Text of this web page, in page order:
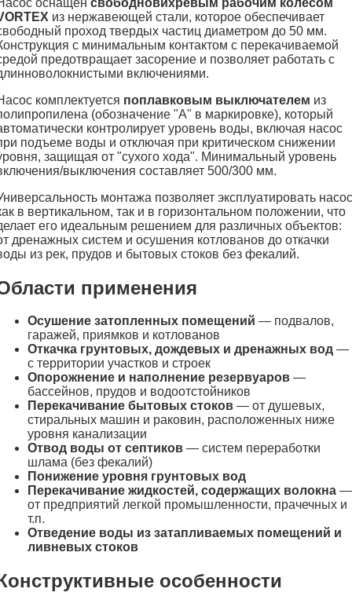
из нержавеющей стали, которое обеспечивает
проход твердых частиц диаметром до 50 мм.
с минимальным контактом с перекачиваемой
предотвращает засорение и позволяет работать с
включениями.
комплектуется поплавковым выключателем из
(обозначение "А" в маркировке), который
контролирует уровень воды, включая насос
подъеме воды и отключая при критическом снижении
защищая от "сухого хода". Минимальный уровень
выключения составляет 500/300 мм.
монтажа позволяет эксплуатировать насос
в вертикальном, так и в горизонтальном положении, что
его идеальным решением для различных объектов:
дренажных систем и осушения котлованов до откачки
из рек, прудов и бытовых стоков без фекалий.
применения
Осушение затопленных помещений — подвалов,
гаражей, приямков и котлованов
Откачка грунтовых, дождевых и дренажных вод —
с территории участков и строек
Опорожнение и наполнение резервуаров —
бассейнов, прудов и водоотстойников
Перекачивание бытовых стоков — от душевых,
стиральных машин и раковин, расположенных ниже
уровня канализации
Отвод воды от септиков — систем переработки
шлама (без фекалий)
Понижение уровня грунтовых вод
Перекачивание жидкостей, содержащих волокна —
от предприятий легкой промышленности, прачечных и
т.п.
Отведение воды из затапливаемых помещений и
ливневых стоков
особенности